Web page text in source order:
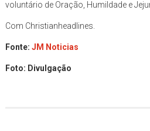
voluntário de Oração, Humildade e
Com Christianheadlines.
Fonte: JM Noticias
Foto: Divulgação